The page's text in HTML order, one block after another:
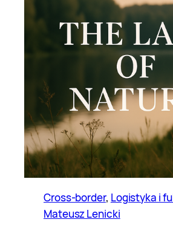
Cross-border, Logistyka i
Mateusz Lenicki